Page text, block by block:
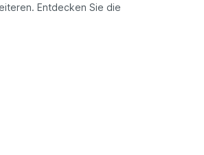
Entdecken Sie die